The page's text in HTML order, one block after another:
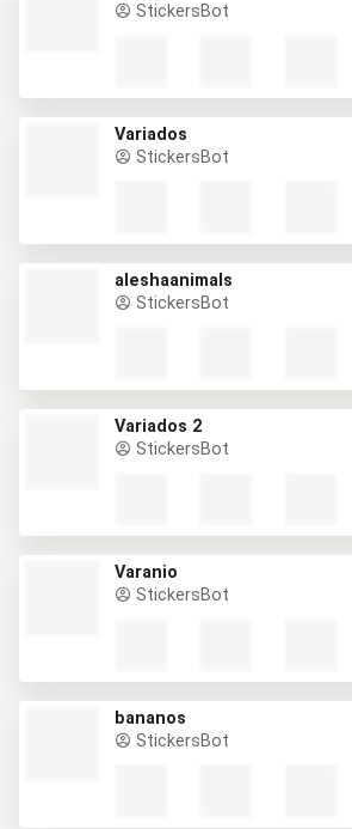
StickersBot
Variados
StickersBot
aleshaanimals
StickersBot
Variados 2
StickersBot
Varanio
StickersBot
bananos
StickersBot